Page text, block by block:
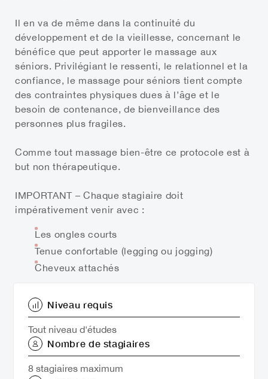
Il en va de même dans la continuité du
développement et de la vieillesse, concernant le
bénéfice que peut apporter le massage aux
séniors. Privilégiant le ressenti, le relationnel et la
confiance, le massage pour séniors tient compte
des contraintes physiques dues à l’âge et le
besoin de contenance, de bienveillance des
personnes plus fragiles.
Comme tout massage bien-être ce protocole est à
but non thérapeutique.
IMPORTANT– Chaque stagiaire doit
impérativement venir avec :
Les ongles courts
Tenue confortable (legging ou jogging)
Cheveux attachés
Niveau requis
Tout niveau d'études
Nombre de stagiaires
8 stagiaires maximum